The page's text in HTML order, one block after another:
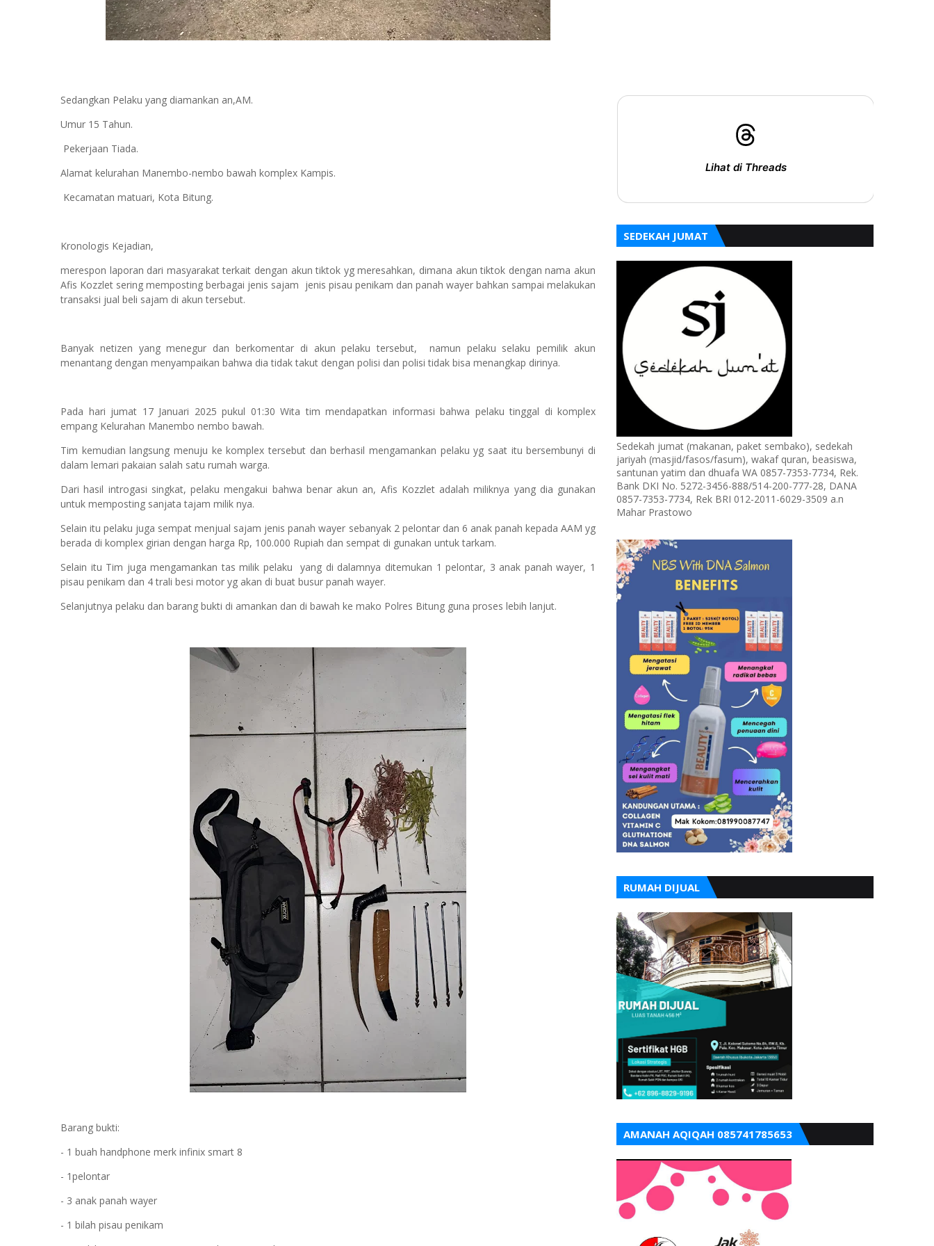
Sedangkan Pelaku yang diamankan an,AM.
Umur 15 Tahun.
Pekerjaan Tiada.
Alamat kelurahan Manembo-nembo bawah komplex Kampis.
Kecamatan matuari, Kota Bitung.
Kronologis Kejadian,
merespon laporan dari masyarakat terkait dengan akun tiktok yg meresahkan, dimana akun tiktok dengan nama akun
Afis Kozzlet sering memposting berbagai jenis sajam jenis pisau penikam dan panah wayer bahkan sampai melakukan
transaksi jual beli sajam di akun tersebut.
Banyak netizen yang menegur dan berkomentar di akun pelaku tersebut, namun pelaku selaku pemilik akun
menantang dengan menyampaikan bahwa dia tidak takut dengan polisi dan polisi tidak bisa menangkap dirinya.
Pada hari jumat 17 Januari 2025 pukul 01:30 Wita tim mendapatkan informasi bahwa pelaku tinggal di komplex
empang Kelurahan Manembo nembo bawah.
Tim kemudian langsung menuju ke komplex tersebut dan berhasil mengamankan pelaku yg saat itu bersembunyi di
dalam lemari pakaian salah satu rumah warga.
Dari hasil introgasi singkat, pelaku mengakui bahwa benar akun an, Afis Kozzlet adalah miliknya yang dia gunakan
untuk memposting sanjata tajam milik nya.
Selain itu pelaku juga sempat menjual sajam jenis panah wayer sebanyak 2 pelontar dan 6 anak panah kepada AAM yg
berada di komplex girian dengan harga Rp, 100.000 Rupiah dan sempat di gunakan untuk tarkam.
Selain itu Tim juga mengamankan tas milik pelaku yang di dalamnya ditemukan 1 pelontar, 3 anak panah wayer, 1
pisau penikam dan 4 trali besi motor yg akan di buat busur panah wayer.
Selanjutnya pelaku dan barang bukti di amankan dan di bawah ke mako Polres Bitung guna proses lebih lanjut.
Barang bukti:
- 1 buah handphone merk infinix smart 8
- 1pelontar
- 3 anak panah wayer
- 1 bilah pisau penikam
Lihat di Threads
SEDEKAH JUMAT
Sedekah jumat (makanan, paket sembako), sedekah
jariyah (masjid/fasos/fasum), wakaf quran, beasiswa,
santunan yatim dan dhuafa WA 0857-7353-7734, Rek.
Bank DKI No. 5272-3456-888/514-200-777-28, DANA
0857-7353-7734, Rek BRI 012-2011-6029-3509 a.n
Mahar Prastowo
RUMAH DIJUAL
AMANAH AQIQAH 085741785653